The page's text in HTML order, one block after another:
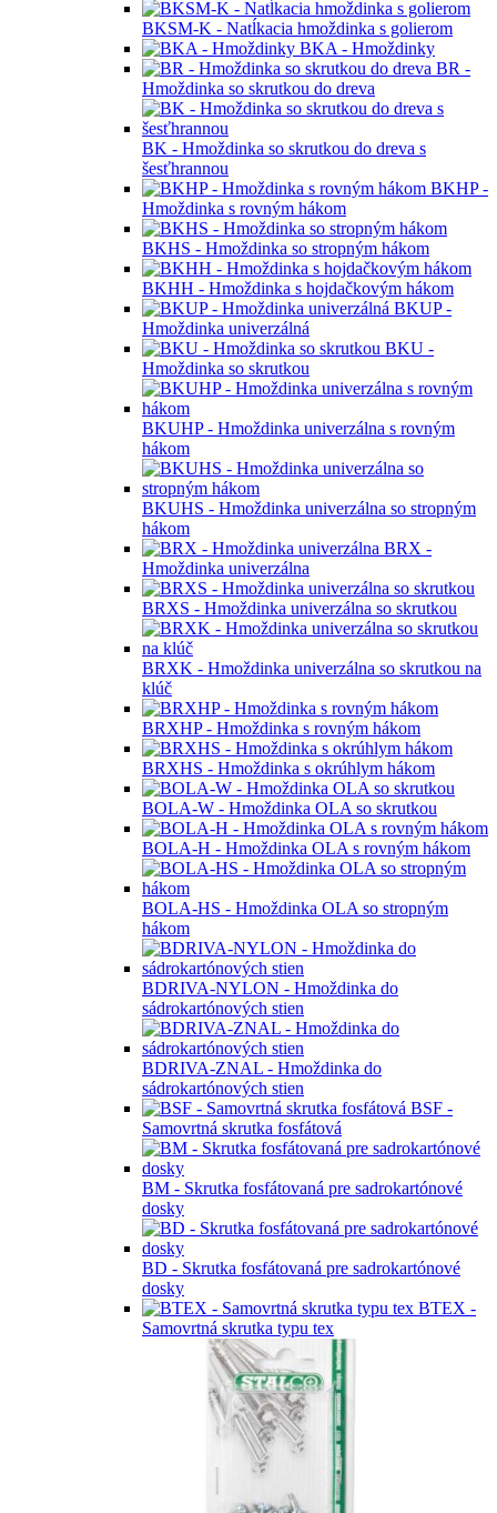
BKSM-K - Natĺkacia hmoždinka s golierom
BKA - Hmoždinky
BR -
Hmoždinka so skrutkou do dreva
BK - Hmoždinka so skrutkou do dreva s
šesťhrannou
BKHP -
Hmoždinka s rovným hákom
BKHS - Hmoždinka so stropným hákom
BKHH - Hmoždinka s hojdačkovým hákom
BKUP -
Hmoždinka univerzálná
BKU -
Hmoždinka so skrutkou
BKUHP - Hmoždinka univerzálna s rovným
hákom
BKUHS - Hmoždinka univerzálna so stropným
hákom
BRX -
Hmoždinka univerzálna
BRXS - Hmoždinka univerzálna so skrutkou
BRXK - Hmoždinka univerzálna so skrutkou na
klúč
BRXHP - Hmoždinka s rovným hákom
BRXHS - Hmoždinka s okrúhlym hákom
BOLA-W - Hmoždinka OLA so skrutkou
BOLA-H - Hmoždinka OLA s rovným hákom
BOLA-HS - Hmoždinka OLA so stropným
hákom
BDRIVA-NYLON - Hmoždinka do
sádrokartónových stien
BDRIVA-ZNAL - Hmoždinka do
sádrokartónových stien
BSF -
Samovrtná skrutka fosfátová
BM - Skrutka fosfátovaná pre sadrokartónové
dosky
BD - Skrutka fosfátovaná pre sadrokartónové
dosky
BTEX -
Samovrtná skrutka typu tex